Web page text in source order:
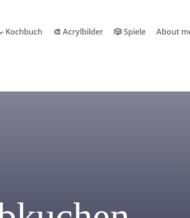
Kochbuch 🎨 Acrylbilder 🎲 Spiele About